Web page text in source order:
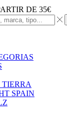
DE 35€
TIERRA
SPAIN